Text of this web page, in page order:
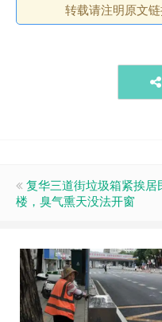
转载请注明原文链
复华三道街垃圾箱紧挨居
楼，臭气熏天没法开窗